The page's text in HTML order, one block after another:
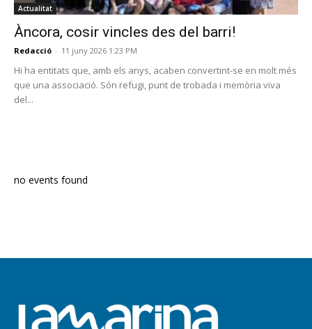
Actualitat
Àncora, cosir vincles des del barri!
Redacció - 11 juny 2026 1:23 PM
Hi ha entitats que, amb els anys, acaben convertint-se en molt més
que una associació. Són refugi, punt de trobada i memòria viva
del...
no events found